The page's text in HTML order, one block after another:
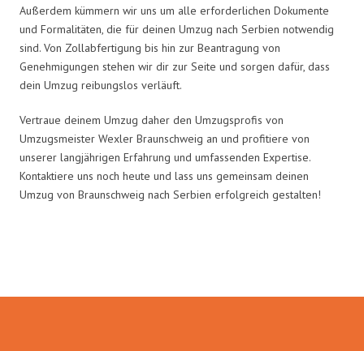
Außerdem kümmern wir uns um alle erforderlichen Dokumente
und Formalitäten, die für deinen Umzug nach Serbien notwendig
sind. Von Zollabfertigung bis hin zur Beantragung von
Genehmigungen stehen wir dir zur Seite und sorgen dafür, dass
dein Umzug reibungslos verläuft.
Vertraue deinem Umzug daher den Umzugsprofis von
Umzugsmeister Wexler Braunschweig an und profitiere von
unserer langjährigen Erfahrung und umfassenden Expertise.
Kontaktiere uns noch heute und lass uns gemeinsam deinen
Umzug von Braunschweig nach Serbien erfolgreich gestalten!